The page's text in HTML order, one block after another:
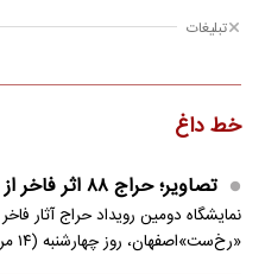
تبلیغات
خط داغ
تصاویر؛ حراج ۸۸ اثر فاخر از عهد تیموریان تا دوره معاصر
نمایشگاه دومین رویداد حراج آثار
«رخ‌ست»اصفهان، روز چهارشنبه (۱۴ مرداد ۱۴۰۵) در تالار هنر هتل…